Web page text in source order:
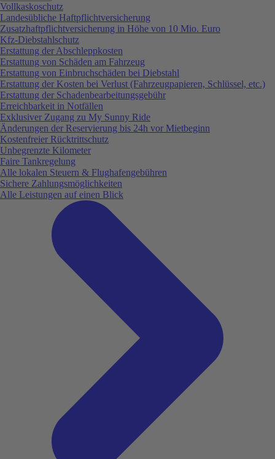
Vollkaskoschutz
Landesübliche Haftpflichtversicherung
Zusatzhaftpflichtversicherung in Höhe von 10 Mio. Euro
Kfz-Diebstahlschutz
Erstattung der Abschleppkosten
Erstattung von Schäden am Fahrzeug
Erstattung von Einbruchschäden bei Diebstahl
Erstattung der Kosten bei Verlust (Fahrzeugpapieren, Schlüssel, etc.)
Erstattung der Schadenbearbeitungsgebühr
Erreichbarkeit in Notfällen
Exklusiver Zugang zu My Sunny Ride
Änderungen der Reservierung bis 24h vor Mietbeginn
Kostenfreier Rücktrittschutz
Unbegrenzte Kilometer
Faire Tankregelung
Alle lokalen Steuern & Flughafengebühren
Sichere Zahlungsmöglichkeiten
Alle Leistungen auf einen Blick